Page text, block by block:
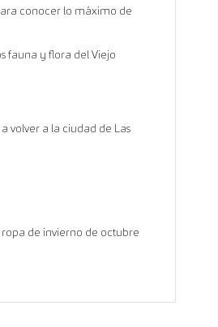
conocer lo máximo de
fauna y flora del Viejo
volver a la ciudad de Las
de invierno de octubre